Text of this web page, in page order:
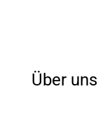
Über uns